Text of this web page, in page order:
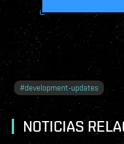
#development-updates
NOTICIAS